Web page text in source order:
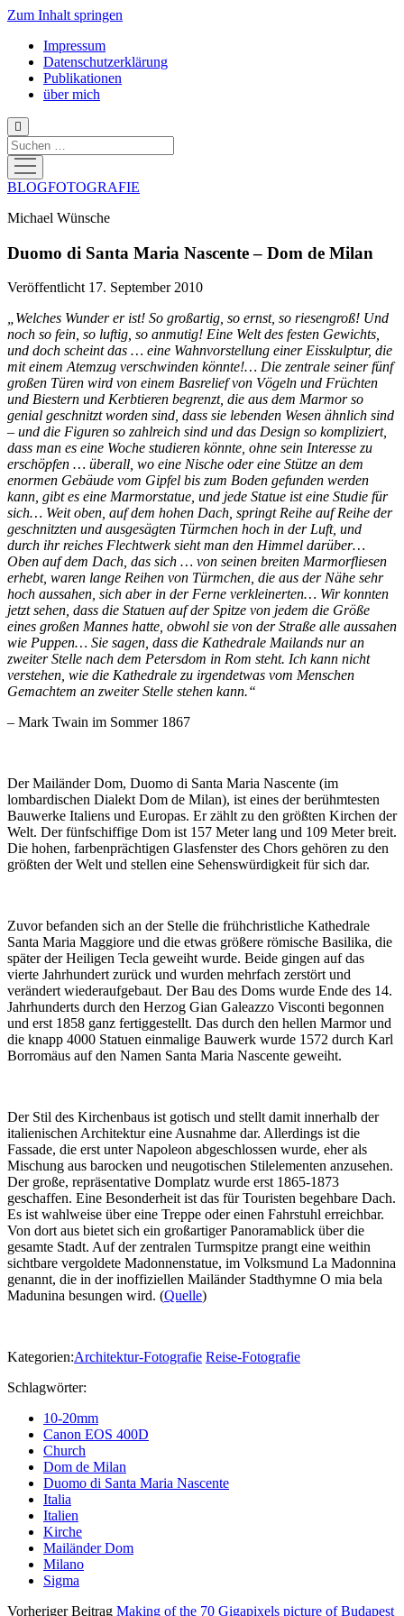
Zum Inhalt springen
Impressum
Datenschutzerklärung
Publikationen
über mich
Suchen
Menü
öffnen
BLOGFOTOGRAFIE
Michael Wünsche
Duomo di Santa Maria Nascente – Dom de Milan
Veröffentlicht 17. September 2010
„Welches Wunder er ist! So großartig, so ernst, so riesengroß! Und
noch so fein, so luftig, so anmutig! Eine Welt des festen Gewichts,
und doch scheint das … eine Wahnvorstellung einer Eisskulptur, die
mit einem Atemzug verschwinden könnte!… Die zentrale seiner fünf
großen Türen wird von einem Basrelief von Vögeln und Früchten
und Biestern und Kerbtieren begrenzt, die aus dem Marmor so
genial geschnitzt worden sind, dass sie lebenden Wesen ähnlich sind
– und die Figuren so zahlreich sind und das Design so kompliziert,
dass man es eine Woche studieren könnte, ohne sein Interesse zu
erschöpfen … überall, wo eine Nische oder eine Stütze an dem
enormen Gebäude vom Gipfel bis zum Boden gefunden werden
kann, gibt es eine Marmorstatue, und jede Statue ist eine Studie für
sich… Weit oben, auf dem hohen Dach, springt Reihe auf Reihe der
geschnitzten und ausgesägten Türmchen hoch in der Luft, und
durch ihr reiches Flechtwerk sieht man den Himmel darüber…
Oben auf dem Dach, das sich … von seinen breiten Marmorfliesen
erhebt, waren lange Reihen von Türmchen, die aus der Nähe sehr
hoch aussahen, sich aber in der Ferne verkleinerten… Wir konnten
jetzt sehen, dass die Statuen auf der Spitze von jedem die Größe
eines großen Mannes hatte, obwohl sie von der Straße alle aussahen
wie Puppen… Sie sagen, dass die Kathedrale Mailands nur an
zweiter Stelle nach dem Petersdom in Rom steht. Ich kann nicht
verstehen, wie die Kathedrale zu irgendetwas vom Menschen
Gemachtem an zweiter Stelle stehen kann.“
– Mark Twain im Sommer 1867
Der Mailänder Dom, Duomo di Santa Maria Nascente (im
lombardischen Dialekt Dom de Milan), ist eines der berühmtesten
Bauwerke Italiens und Europas. Er zählt zu den größten Kirchen der
Welt. Der fünfschiffige Dom ist 157 Meter lang und 109 Meter breit.
Die hohen, farbenprächtigen Glasfenster des Chors gehören zu den
größten der Welt und stellen eine Sehenswürdigkeit für sich dar.
Zuvor befanden sich an der Stelle die frühchristliche Kathedrale
Santa Maria Maggiore und die etwas größere römische Basilika, die
später der Heiligen Tecla geweiht wurde. Beide gingen auf das
vierte Jahrhundert zurück und wurden mehrfach zerstört und
verändert wiederaufgebaut. Der Bau des Doms wurde Ende des 14.
Jahrhunderts durch den Herzog Gian Galeazzo Visconti begonnen
und erst 1858 ganz fertiggestellt. Das durch den hellen Marmor und
die knapp 4000 Statuen einmalige Bauwerk wurde 1572 durch Karl
Borromäus auf den Namen Santa Maria Nascente geweiht.
Der Stil des Kirchenbaus ist gotisch und stellt damit innerhalb der
italienischen Architektur eine Ausnahme dar. Allerdings ist die
Fassade, die erst unter Napoleon abgeschlossen wurde, eher als
Mischung aus barocken und neugotischen Stilelementen anzusehen.
Der große, repräsentative Domplatz wurde erst 1865-1873
geschaffen. Eine Besonderheit ist das für Touristen begehbare Dach.
Es ist wahlweise über eine Treppe oder einen Fahrstuhl erreichbar.
Von dort aus bietet sich ein großartiger Panoramablick über die
gesamte Stadt. Auf der zentralen Turmspitze prangt eine weithin
sichtbare vergoldete Madonnenstatue, im Volksmund La Madonnina
genannt, die in der inoffiziellen Mailänder Stadthymne O mia bela
Madunina besungen wird. (Quelle)
Kategorien:Architektur-Fotografie Reise-Fotografie
Schlagwörter:
10-20mm
Canon EOS 400D
Church
Dom de Milan
Duomo di Santa Maria Nascente
Italia
Italien
Kirche
Mailänder Dom
Milano
Sigma
Vorheriger Beitrag Making of the 70 Gigapixels picture of Budapest